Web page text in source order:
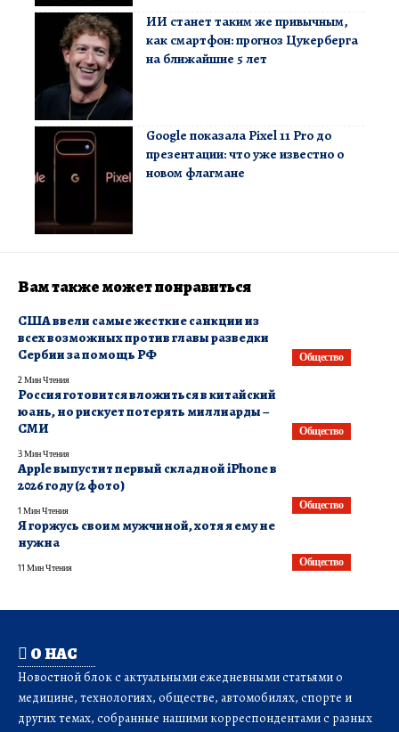
ИИ станет таким же привычным,
как смартфон: прогноз Цукерберга
на ближайшие 5 лет
Google показала Pixel 11 Pro до
презентации: что уже известно о
новом флагмане
Вам также может понравиться
Общество
США ввели самые жесткие санкции из
всех возможных против главы разведки
Сербии за помощь РФ
2 Мин Чтения
Общество
Россия готовится вложиться в китайский
юань, но рискует потерять миллиарды –
СМИ
3 Мин Чтения
Общество
Apple выпустит первый складной iPhone в
2026 году (2 фото)
1 Мин Чтения
Общество
Я горжусь своим мужчиной, хотя я ему не
нужна
11 Мин Чтения
О НАС
Новостной блок с актуальными ежедневными статьями о
медицине, технологиях, обществе, автомобилях, спорте и
других темах, собранные нашими корреспондентами с разных